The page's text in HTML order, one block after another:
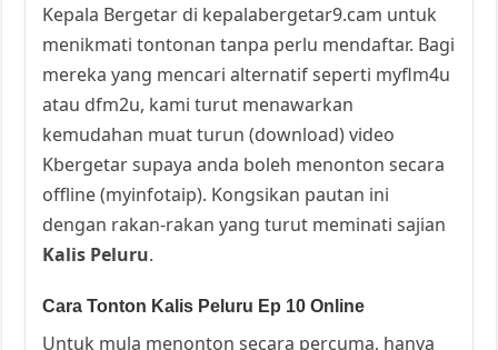
Kepala Bergetar di kepalabergetar9.cam untuk
menikmati tontonan tanpa perlu mendaftar. Bagi
mereka yang mencari alternatif seperti myflm4u
atau dfm2u, kami turut menawarkan
kemudahan muat turun (download) video
Kbergetar supaya anda boleh menonton secara
offline (myinfotaip). Kongsikan pautan ini
dengan rakan-rakan yang turut meminati sajian
Kalis Peluru.
Cara Tonton Kalis Peluru Ep 10 Online
Untuk mula menonton secara percuma, hanya